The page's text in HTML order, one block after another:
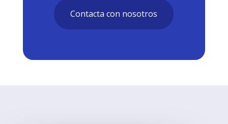
Contacta con nosotros